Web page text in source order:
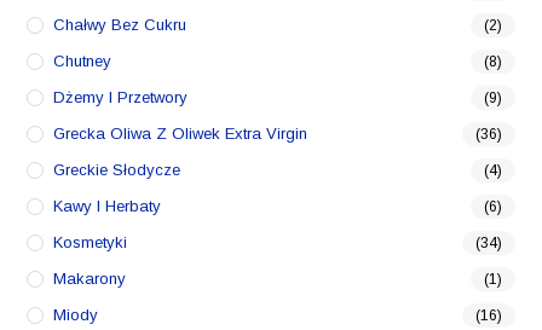
Chałwy Bez Cukru (2)
Chutney (8)
Dżemy I Przetwory (9)
Grecka Oliwa Z Oliwek Extra Virgin (36)
Greckie Słodycze (4)
Kawy I Herbaty (6)
Kosmetyki (34)
Makarony (1)
Miody (16)